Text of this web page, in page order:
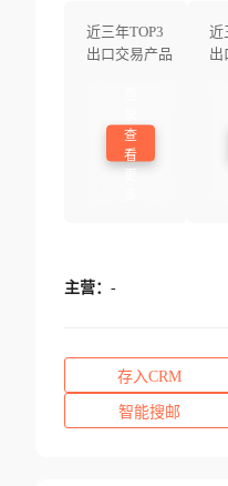
近三年TOP3
出口交易产品
查
看
近
出
主营： -
存入CRM
智能搜邮